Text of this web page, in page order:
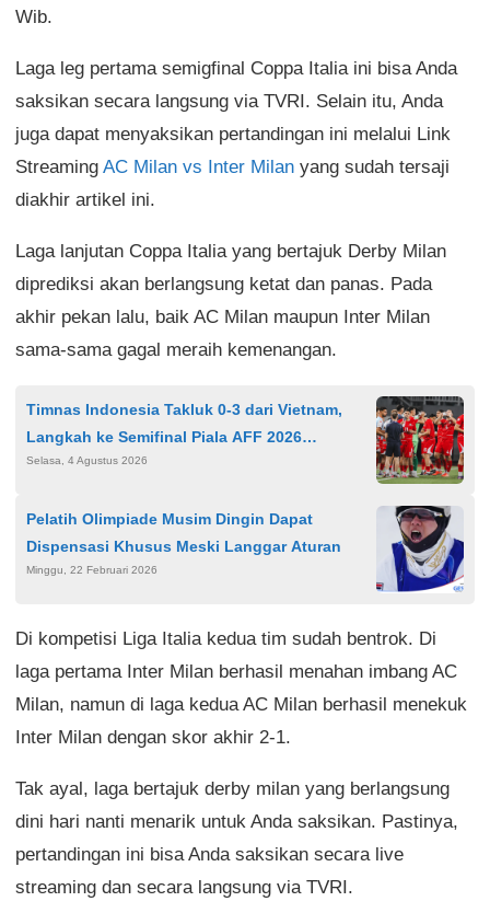
Wib.
Laga leg pertama semigfinal Coppa Italia ini bisa Anda
saksikan secara langsung via TVRI. Selain itu, Anda
juga dapat menyaksikan pertandingan ini melalui Link
Streaming AC Milan vs Inter Milan yang sudah tersaji
diakhir artikel ini.
Laga lanjutan Coppa Italia yang bertajuk Derby Milan
diprediksi akan berlangsung ketat dan panas. Pada
akhir pekan lalu, baik AC Milan maupun Inter Milan
sama-sama gagal meraih kemenangan.
Timnas Indonesia Takluk 0-3 dari Vietnam,
Langkah ke Semifinal Piala AFF 2026
Terancam
Selasa, 4 Agustus 2026
Pelatih Olimpiade Musim Dingin Dapat
Dispensasi Khusus Meski Langgar Aturan
Minggu, 22 Februari 2026
Di kompetisi Liga Italia kedua tim sudah bentrok. Di
laga pertama Inter Milan berhasil menahan imbang AC
Milan, namun di laga kedua AC Milan berhasil menekuk
Inter Milan dengan skor akhir 2-1.
Tak ayal, laga bertajuk derby milan yang berlangsung
dini hari nanti menarik untuk Anda saksikan. Pastinya,
pertandingan ini bisa Anda saksikan secara live
streaming dan secara langsung via TVRI.